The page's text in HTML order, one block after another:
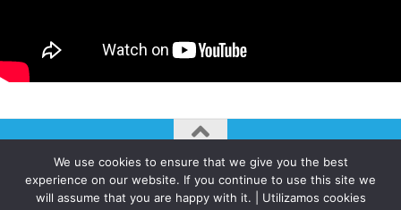
AUTOGIRO/el giro del arte actual © JAVIER MARTINEZ 2026. All
Rights Reserved.
We use cookies to ensure that we give you the best
experience on our website. If you continue to use this site we
will assume that you are happy with it. | Utilizamos cookies